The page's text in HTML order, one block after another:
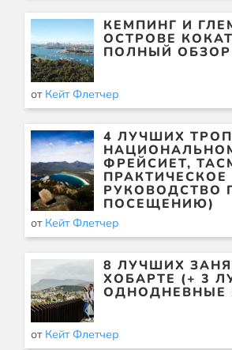
КЕМПИНГ И
ОСТРОВЕ
ПОЛНЫЙ
от Кейт Флетчер
4 ЛУЧШИХ
ФРЕЙСИЕТ,
ПРАКТИЧЕСКОЕ
РУКОВОДСТВО
ПОСЕЩЕНИЮ)
от Кейт Флетчер
8 ЛУЧШИХ
ХОБАРТЕ (+ 3
ОДНОДНЕВНЫЕ
от Кейт Флетчер